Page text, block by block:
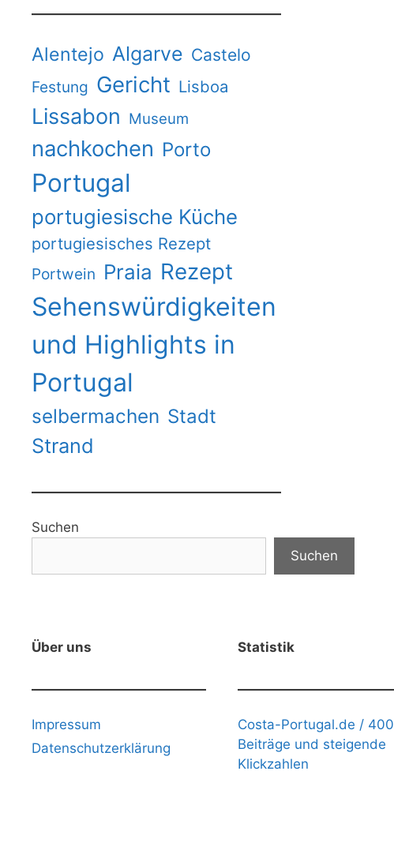
Alentejo Algarve Castelo
Festung Gericht Lisboa
Lissabon Museum
nachkochen Porto
Portugal
portugiesische Küche
portugiesisches Rezept
Portwein Praia Rezept
Sehenswürdigkeiten
und Highlights in
Portugal
selbermachen Stadt
Strand
Suchen
Suchen
Über uns
Impressum
Datenschutzerklärung
Statistik
Costa-Portugal.de / 400
Beiträge und steigende
Klickzahlen